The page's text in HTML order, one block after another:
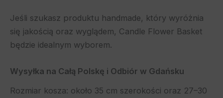
Jeśli szukasz produktu handmade, który wyróżnia
się jakością oraz wyglądem, Candle Flower Basket
będzie idealnym wyborem.
Wysyłka na Całą Polskę i Odbiór w Gdańsku
Rozmiar kosza: około 35 cm szerokości oraz 27–30